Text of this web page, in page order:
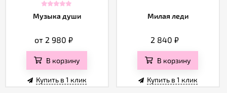
Музыка души
от 2 980₽
В корзину
Купить в 1 клик
Милая леди
2 840₽
В корзину
Купить в 1 клик